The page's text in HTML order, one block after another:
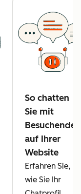
So chatten
Sie mit
Besuchenden
auf Ihrer
Website
Erfahren Sie,
wie Sie Ihr